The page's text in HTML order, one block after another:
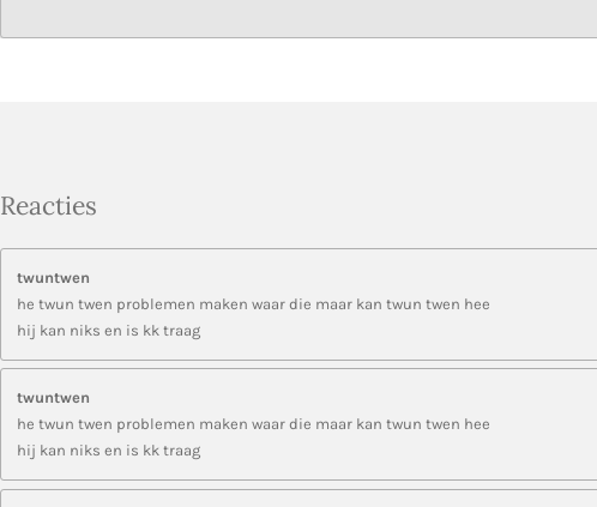
Reacties
twuntwen
he twun twen problemen maken waar die maar kan twun twen hee
hij kan niks en is kk traag
twuntwen
he twun twen problemen maken waar die maar kan twun twen hee
hij kan niks en is kk traag